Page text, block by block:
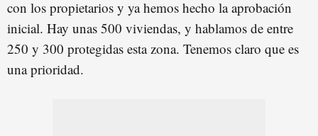
con los propietarios y ya hemos hecho la aprobación
inicial. Hay unas 500 viviendas, y hablamos de entre
250 y 300 protegidas esta zona. Tenemos claro que es
una prioridad.